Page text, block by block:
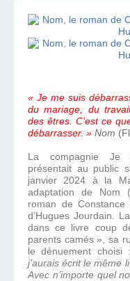
« Je me suis
du mariage, du
des êtres. C’est ce
débarrasser. » Nom
La compagnie Je
présentait au public
janvier 2024 à la
adaptation de Nom
roman de
d’Hugues Jourdain.
dans ce livre coup
parents camés », sa
le dénuement choisi :
j’aurais écrit le même
Avec n’importe quel